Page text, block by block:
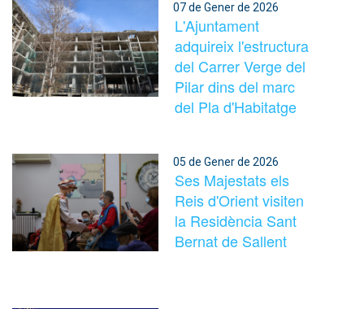
07 de Gener de 2026
L'Ajuntament
adquireix l'estructura
del Carrer Verge del
Pilar dins del marc
del Pla d'Habitatge
05 de Gener de 2026
Ses Majestats els
Reis d'Orient visiten
la Residència Sant
Bernat de Sallent